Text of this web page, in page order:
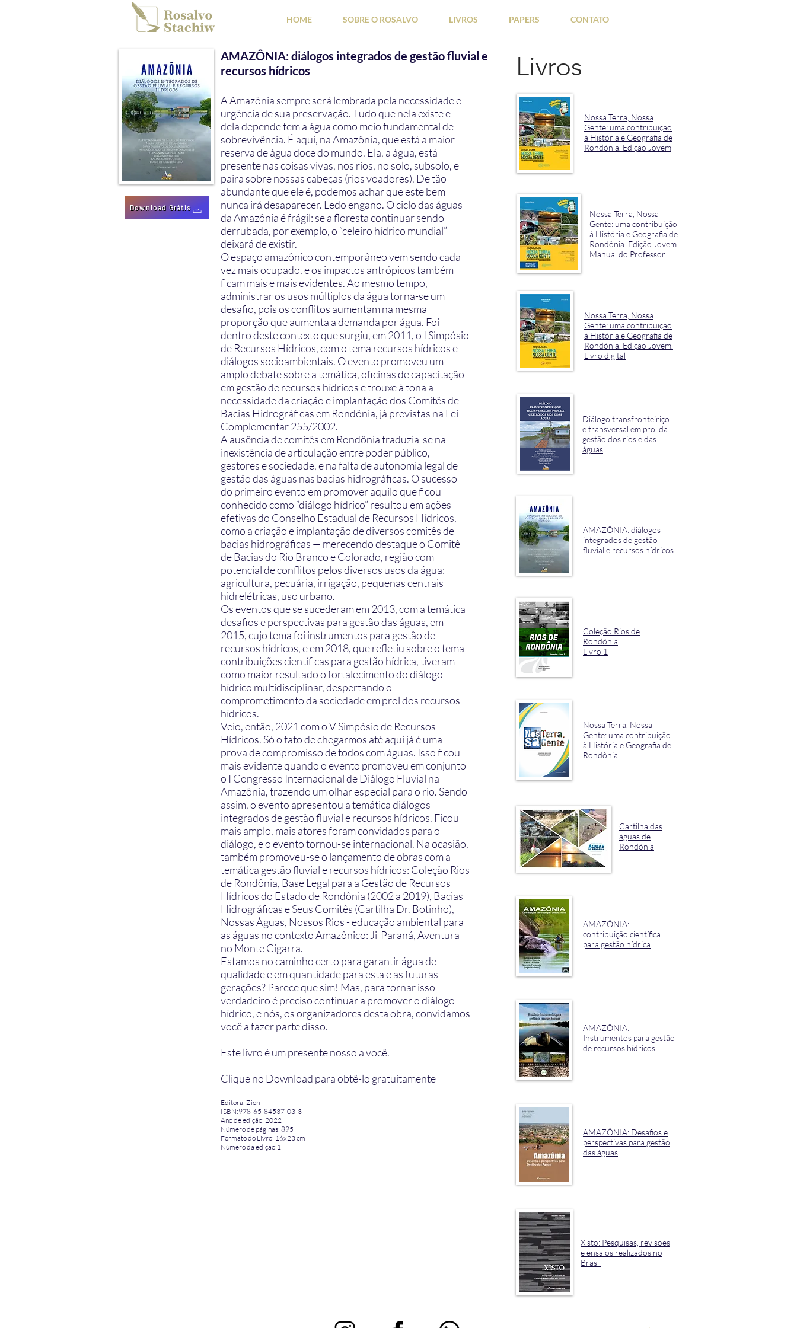
HOME SOBRE O ROSALVO LIVROS PAPERS CONTATO
Download Grátis
AMAZÔNIA: diálogos integrados de gestão fluvial e
recursos hídricos
A Amazônia sempre será lembrada pela necessidade e
urgência de sua preservação. Tudo que nela existe e
dela depende tem a água como meio fundamental de
sobrevivência. É aqui, na Amazônia, que está a maior
reserva de água doce do mundo. Ela, a água, está
presente nas coisas vivas, nos rios, no solo, subsolo, e
paira sobre nossas cabeças (rios voadores). De tão
abundante que ele é, podemos achar que este bem
nunca irá desaparecer. Ledo engano. O ciclo das águas
da Amazônia é frágil: se a floresta continuar sendo
derrubada, por exemplo, o “celeiro hídrico mundial”
deixará de existir.
O espaço amazônico contemporâneo vem sendo cada
vez mais ocupado, e os impactos antrópicos também
ficam mais e mais evidentes. Ao mesmo tempo,
administrar os usos múltiplos da água torna-se um
desafio, pois os conflitos aumentam na mesma
proporção que aumenta a demanda por água. Foi
dentro deste contexto que surgiu, em 2011, o I Simpósio
de Recursos Hídricos, com o tema recursos hídricos e
diálogos socioambientais. O evento promoveu um
amplo debate sobre a temática, oficinas de capacitação
em gestão de recursos hídricos e trouxe à tona a
necessidade da criação e implantação dos Comitês de
Bacias Hidrográficas em Rondônia, já previstas na Lei
Complementar 255/2002.
A ausência de comitês em Rondônia traduzia-se na
inexistência de articulação entre poder público,
gestores e sociedade, e na falta de autonomia legal de
gestão das águas nas bacias hidrográficas. O sucesso
do primeiro evento em promover aquilo que ficou
conhecido como “diálogo hídrico” resultou em ações
efetivas do Conselho Estadual de Recursos Hídricos,
como a criação e implantação de diversos comitês de
bacias hidrográficas — merecendo destaque o Comitê
de Bacias do Rio Branco e Colorado, região com
potencial de conflitos pelos diversos usos da água:
agricultura, pecuária, irrigação, pequenas centrais
hidrelétricas, uso urbano.
Os eventos que se sucederam em 2013, com a temática
desafios e perspectivas para gestão das águas, em
2015, cujo tema foi instrumentos para gestão de
recursos hídricos, e em 2018, que refletiu sobre o tema
contribuições científicas para gestão hídrica, tiveram
como maior resultado o fortalecimento do diálogo
hídrico multidisciplinar, despertando o
comprometimento da sociedade em prol dos recursos
hídricos.
Veio, então, 2021 com o V Simpósio de Recursos
Hídricos. Só o fato de chegarmos até aqui já é uma
prova de compromisso de todos com águas. Isso ficou
mais evidente quando o evento promoveu em conjunto
o I Congresso Internacional de Diálogo Fluvial na
Amazônia, trazendo um olhar especial para o rio. Sendo
assim, o evento apresentou a temática diálogos
integrados de gestão fluvial e recursos hídricos. Ficou
mais amplo, mais atores foram convidados para o
diálogo, e o evento tornou-se internacional. Na ocasião,
também promoveu-se o lançamento de obras com a
temática gestão fluvial e recursos hídricos: Coleção Rios
de Rondônia, Base Legal para a Gestão de Recursos
Hídricos do Estado de Rondônia (2002 a 2019), Bacias
Hidrográficas e Seus Comitês (Cartilha Dr. Botinho),
Nossas Águas, Nossos Rios - educação ambiental para
as águas no contexto Amazônico: Ji-Paraná, Aventura
no Monte Cigarra.
Estamos no caminho certo para garantir água de
qualidade e em quantidade para esta e as futuras
gerações? Parece que sim! Mas, para tornar isso
verdadeiro é preciso continuar a promover o diálogo
hídrico, e nós, os organizadores desta obra, convidamos
você a fazer parte disso.
Este livro é um presente nosso a você.
Clique no Download para obtê-lo gratuitamente
Editora: Zion
ISBN:978-65-84537-03-3
Ano de edição: 2022
Número de páginas: 895
Formato do Livro: 16x23 cm
Número da edição:1
Livros
Nossa Terra, Nossa
Gente: uma contribuição
à História e Geografia de
Rondônia. Edição Jovem
Nossa Terra, Nossa
Gente: uma contribuição
à História e Geografia de
Rondônia. Edição Jovem.
Manual do Professor
Nossa Terra, Nossa
Gente: uma contribuição
à História e Geografia de
Rondônia. Edição Jovem.
Livro digital
Diálogo transfronteiriço
e transversal em prol da
gestão dos rios e das
águas
AMAZÔNIA: diálogos
integrados de gestão
fluvial e recursos hídricos
Coleção Rios de
Rondônia
Livro 1
Nossa Terra, Nossa
Gente: uma contribuição
à História e Geografia de
Rondônia
Cartilha das
águas de
Rondônia
AMAZÔNIA:
contribuição científica
para gestão hídrica
AMAZÔNIA:
Instrumentos para gestão
de recursos hídricos
AMAZÔNIA: Desafios e
perspectivas para gestão
das águas
Xisto: Pesquisas, revisões
e ensaios realizados no
Brasil